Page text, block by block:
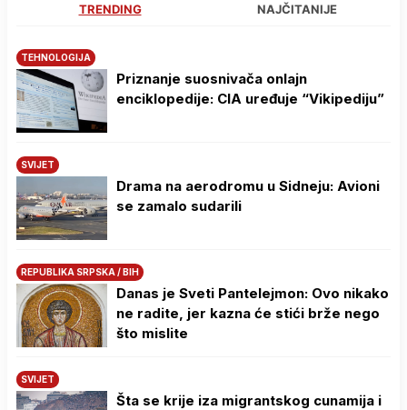
TRENDING NAJČITANIJE
TEHNOLOGIJA
Priznanje suosnivača onlajn
enciklopedije: CIA uređuje “Vikipediju”
SVIJET
Drama na aerodromu u Sidneju: Avioni
se zamalo sudarili
REPUBLIKA SRPSKA / BIH
Danas je Sveti Pantelejmon: Ovo nikako
ne radite, jer kazna će stići brže nego
što mislite
SVIJET
Šta se krije iza migrantskog cunamija i